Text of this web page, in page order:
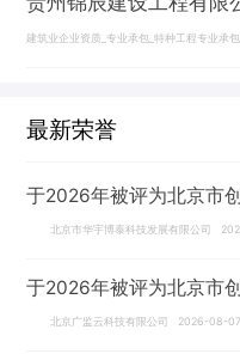
建筑业企业资质_专业承包_特种工程专业承
最新荣誉
于2026年被评为北京市
北京市华宇博泰科技发展有限公司
于2026年被评为北京市
北京广监云科技有限公司 2026-08-07